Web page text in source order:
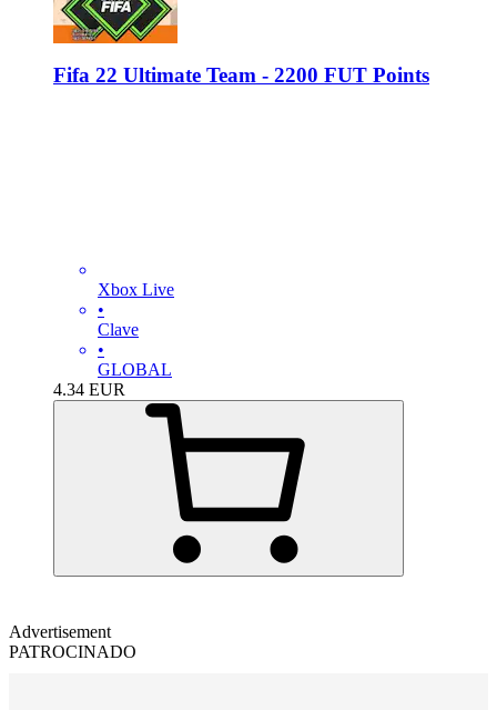
Fifa 22 Ultimate Team - 2200 FUT Points
Xbox Live
•
Clave
•
GLOBAL
4.34 EUR
Advertisement
PATROCINADO